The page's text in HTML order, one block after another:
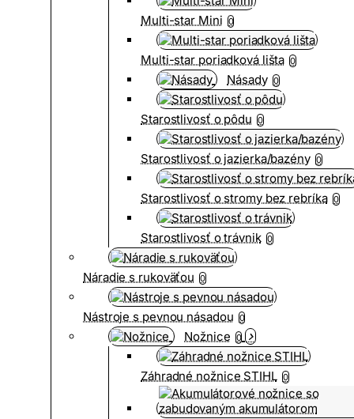
Multi-star Mini 0
Multi-star poriadková lišta 0
Násady 0
Starostlivosť o pôdu 0
Starostlivosť o jazierka/bazény 0
Starostlivosť o stromy bez rebríka 0
Starostlivosť o trávnik 0
Náradie s rukoväťou 0
Nástroje s pevnou násadou 0
Nožnice 0
Záhradné nožnice STIHL 0